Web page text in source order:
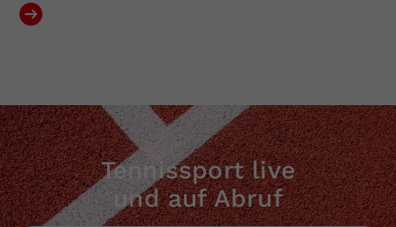
Tennissport live
und auf Abruf